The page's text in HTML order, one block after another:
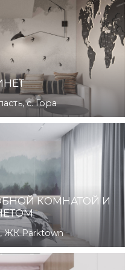
с. Гора
КОМНАТОЙ И
ЖК Parktown